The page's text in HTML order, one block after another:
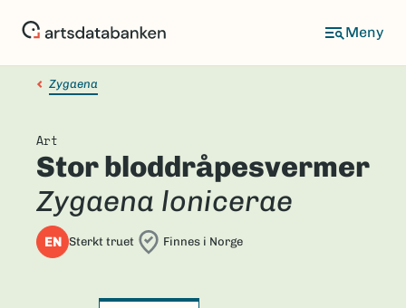
Zygaena
Art
Stor bloddråpesvermer
Zygaena lonicerae
EN Sterkt truet Finnes i Norge